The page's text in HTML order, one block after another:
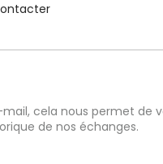
cela nous permet de
de nos échanges.